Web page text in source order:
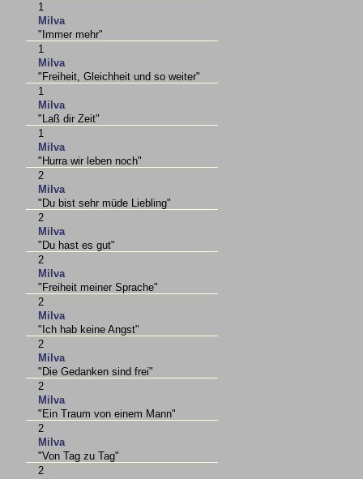
1
Milva
"Immer mehr"
1
Milva
"Freiheit, Gleichheit und so weiter"
1
Milva
"Laß dir Zeit"
1
Milva
"Hurra wir leben noch"
2
Milva
"Du bist sehr müde Liebling"
2
Milva
"Du hast es gut"
2
Milva
"Freiheit meiner Sprache"
2
Milva
"Ich hab keine Angst"
2
Milva
"Die Gedanken sind frei"
2
Milva
"Ein Traum von einem Mann"
2
Milva
"Von Tag zu Tag"
2